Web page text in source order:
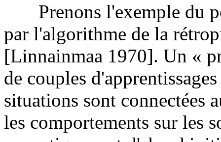
Prenons l'exemple du
par l'algorithme de la
[Linnainmaa 1970]. Un «
de couples
situations sont connectées
les comportements sur les